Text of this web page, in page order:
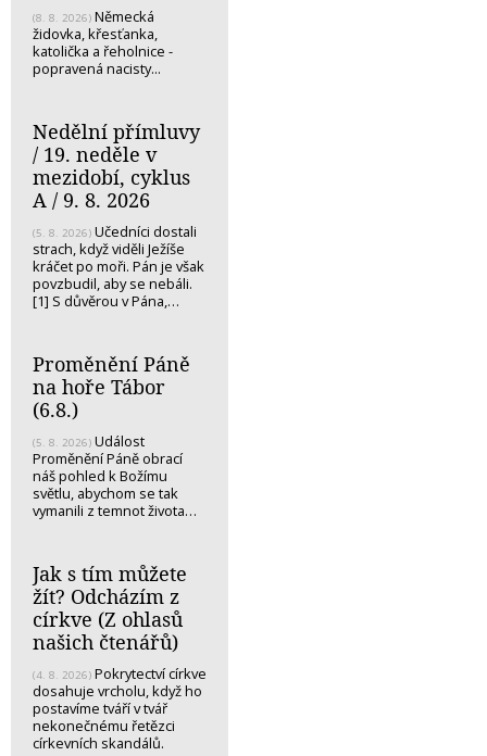
(8. 8. 2026) Německá
židovka, křesťanka,
katolička a řeholnice -
popravená nacisty...
Nedělní přímluvy
/ 19. neděle v
mezidobí, cyklus
A / 9. 8. 2026
(5. 8. 2026) Učedníci dostali
strach, když viděli Ježíše
kráčet po moři. Pán je však
povzbudil, aby se nebáli.
[1] S důvěrou v Pána,…
Proměnění Páně
na hoře Tábor
(6.8.)
(5. 8. 2026) Událost
Proměnění Páně obrací
náš pohled k Božímu
světlu, abychom se tak
vymanili z temnot života…
Jak s tím můžete
žít? Odcházím z
církve (Z ohlasů
našich čtenářů)
(4. 8. 2026) Pokrytectví církve
dosahuje vrcholu, když ho
postavíme tváří v tvář
nekonečnému řetězci
církevních skandálů.